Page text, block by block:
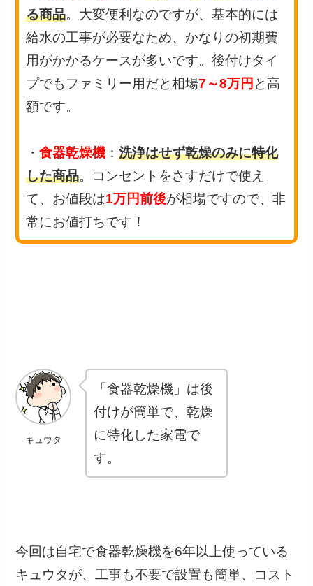
る商品。大変便利なのですが、基本的には
給水の工事が必要なため、かなりの初期費
用がかかるケースが多いです。後付けタイ
プでもファミリー用だと相場7～8万円 と高
額です。
・食器乾燥機 ：洗浄はせず乾燥のみに特化
した商品。コンセントをさすだけで使え
て、お値段は1万円前後が相場ですので、非
常にお値打ちです！
キュウタ
「食器乾燥機」は後
付けが簡単で、乾燥
に特化した家電で
す。
今回は自宅で食器乾燥機を6年以上使っている
キュウタが、工事も不要で設置も簡単、コスト